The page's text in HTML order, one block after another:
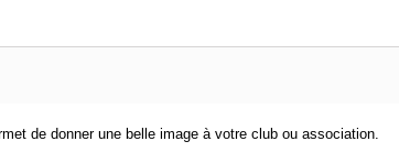
de donner une belle image à votre club ou association.